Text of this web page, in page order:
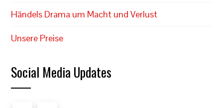
Händels Drama um Macht und Verlust
Unsere Preise
Social Media Updates